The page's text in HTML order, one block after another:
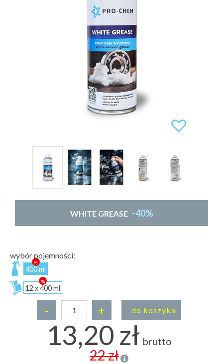
WHITE GREASE -40%
wybór pojemności:
400 ml
12 x 400 ml
- + do koszyka
13,20 zł brutto
22 zł